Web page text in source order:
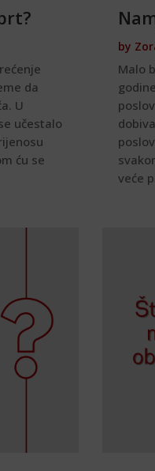
da
U
učestalo
ću se
by
Malo
veće